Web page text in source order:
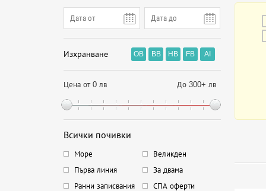
Изхранване OB BB HB FB AI
Цена от 0 лв До 300+ лв
Всички почивки
Море
Великден
Първа линия
За двама
Ранни записвания
СПА оферти